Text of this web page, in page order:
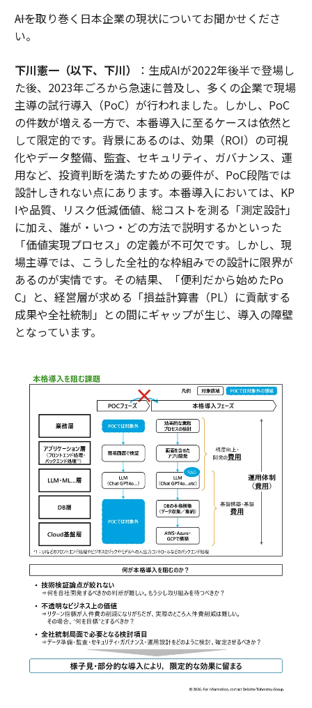
――AIを取り巻く日本企業の現状についてお聞かせくださ
い。
下川憲一（以下、下川）
：生成AIが2022年後半で登場し
た後、2023年ごろから急速に普及し、多くの企業で現場
主導の試行導入（PoC）が行われました。しかし、PoC
の件数が増える一方で、本番導入に至るケースは依然と
して限定的です。背景にあるのは、効果（ROI）の可視
化やデータ整備、監査、セキュリティ、ガバナンス、運
用など、投資判断を満たすための要件が、PoC段階では
設計しきれない点にあります。本番導入においては、KP
Iや品質、リスク低減価値、総コストを測る「測定設計」
に加え、誰が・いつ・どの方法で説明するかといった
「価値実現プロセス」の定義が不可欠です。しかし、現
場主導では、こうした全社的な枠組みでの設計に限界が
あるのが実情です。その結果、「便利だから始めたPo
C」と、経営層が求める「損益計算書（PL）に貢献する
成果や全社統制」との間にギャップが生じ、導入の障壁
となっています。